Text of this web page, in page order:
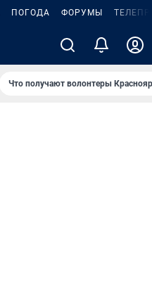
ПОГОДА ФОРУМЫ
Что получают волонтеры